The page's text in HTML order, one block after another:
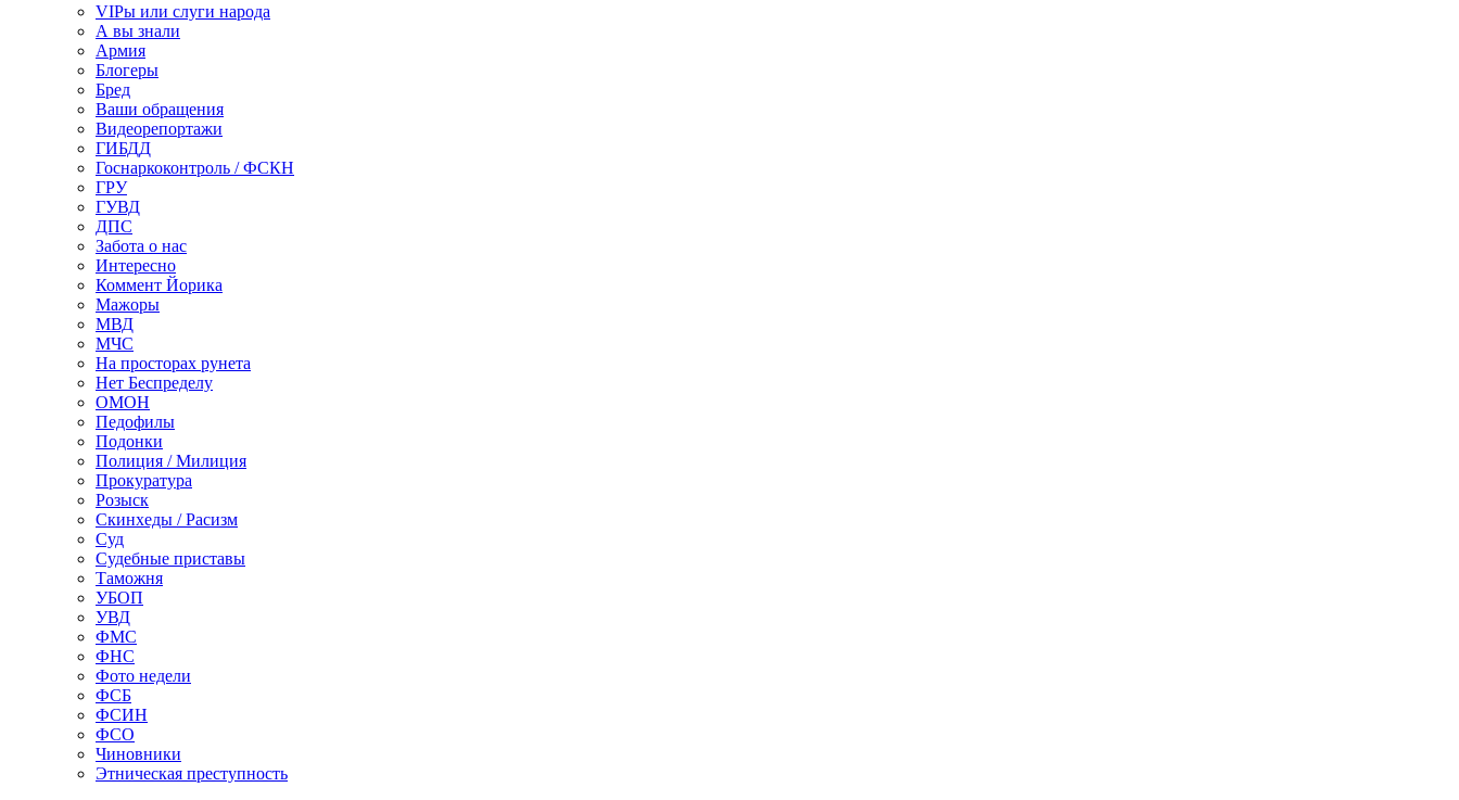
VIPы или слуги народа
А вы знали
Армия
Блогеры
Бред
Ваши обращения
Видеорепортажи
ГИБДД
Госнаркоконтроль / ФСКН
ГРУ
ГУВД
ДПС
Забота о нас
Интересно
Коммент Йорика
Мажоры
МВД
МЧС
На просторах рунета
Нет Беспределу
ОМОН
Педофилы
Подонки
Полиция / Милиция
Прокуратура
Розыск
Скинхеды / Расизм
Суд
Судебные приставы
Таможня
УБОП
УВД
ФМС
ФНС
Фото недели
ФСБ
ФСИН
ФСО
Чиновники
Этническая преступность